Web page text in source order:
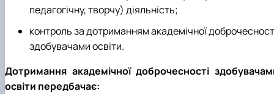
педагогічну, творчу) діяльність;
контроль за дотриманням академічної
здобувачами освіти.
Дотримання академічної доброчесності
освіти передбачає: